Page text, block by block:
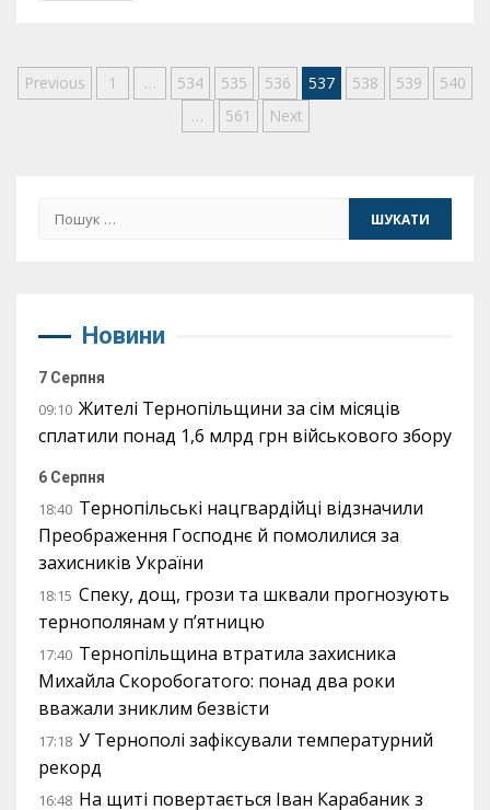
Пагінація
Previous 1 … 534 535 536 537 538 539
540
…
561 Next
Пошук:
Новини
7 Серпня
09:10 Жителі Тернопільщини за сім місяців
сплатили понад 1,6 млрд грн військового збору
6 Серпня
18:40 Тернопільські нацгвардійці відзначили
Преображення Господнє й помолилися за
захисників України
18:15 Спеку, дощ, грози та шквали прогнозують
тернополянам у п’ятницю
17:40 Тернопільщина втратила захисника
Михайла Скоробогатого: понад два роки
вважали зниклим безвісти
17:18 У Тернополі зафіксували температурний
рекорд
16:48 На щиті повертається Іван Карабаник з